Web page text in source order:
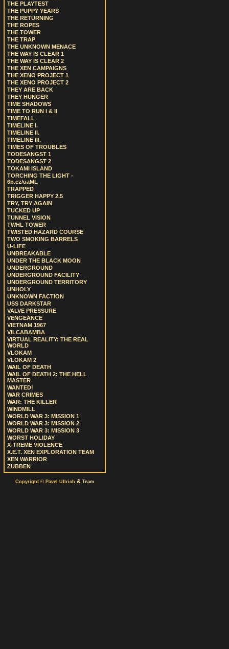
THE PLAYTEST
THE PUPPY YEARS
THE RETURNING
THE ROPES
THE TOWER
THE TRAP
THE UNKNOWN MENACE
THE WAY IS CLEAR 1
THE WAY IS CLEAR 2
THE XEN CAMPAIGNS
THE XENO PROJECT 1
THE XENO PROJECT 2
THEY ARE BACK
THEY HUNGER
TIME SHADOWS
TIME TO RUN I & II
TIMEFALL
TIMELINE I.
TIMELINE II.
TIMELINE III.
TIMES OF TROUBLES
TODESANGST 1
TODESANGST 2
TOKAMI ISLAND
TORCHING THE LIGHT -
6b.cz/uaML
TRAPPED
TRIGGER HAPPY 2.5
TRY, TRY AGAIN
TUCKED UP
TUNNEL VISION
TWHL TOWER
TWISTED HAZARD COURSE
TWO SMOKING BARRELS
U-LIFE
UNBREAKABLE
UNDER THE BLACK MOON
UNDERGROUND
UNDERGROUND FACILITY
UNDERGROUND TERRITORY
UNHOLY
UNKNOWN FACTION
USS DARKSTAR
VALVE PRESSURE
VENGEANCE
VIETNAM 1967
VILCABAMBA
VIRTUAL REALITY: THE REAL
WORLD
VLOKAM
VLOKAM 2
WAIL OF DEATH
WAIL OF DEATH 2: THE HELL
MASTER
WANTED!
WAR CRIMES
WAR: THE KILLER
WINDMILL
WORLD WAR 3: MISSION 1
WORLD WAR 3: MISSION 2
WORLD WAR 3: MISSION 3
WORST HOLIDAY
X-TREME VIOLENCE
X.E.T. XEN EXPLORATION TEAM
XEN WARRIOR
ZUBBEN
Copyright © Pavel Ullrich & Team